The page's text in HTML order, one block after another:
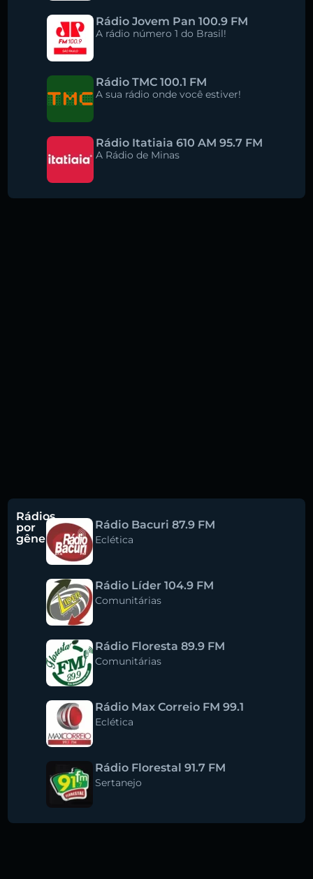
Rádio Jovem Pan 100.9 FM
A rádio número 1 do Brasil!
Rádio TMC 100.1 FM
A sua rádio onde você estiver!
Rádio Itatiaia 610 AM 95.7 FM
A Rádio de Minas
Rádios
por
gênero
Rádio Bacuri 87.9 FM
Eclética
Rádio Líder 104.9 FM
Comunitárias
Rádio Floresta 89.9 FM
Comunitárias
Rádio Max Correio FM 99.1
Eclética
Rádio Florestal 91.7 FM
Sertanejo